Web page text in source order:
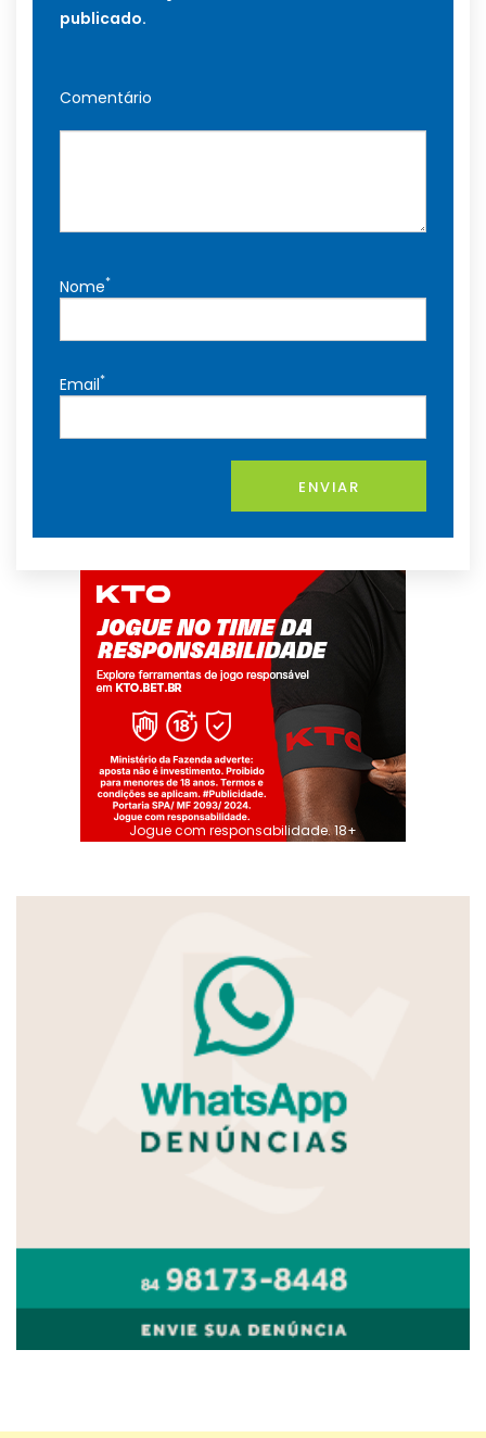
publicado.
Comentário
Nome*
Email*
ENVIAR
Jogue com responsabilidade. 18+